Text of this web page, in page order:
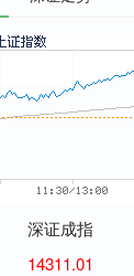
深证成指
14311.01